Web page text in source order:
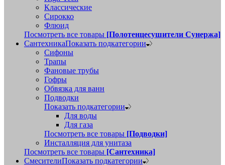
Классические
Сирокко
Флюид
Посмотреть все товары [Полотенцесушители Сунержа]
СантехникаПоказать подкатегории
Сифоны
Трапы
Фановые трубы
Гофры
Обвязка для ванн
Подводки
Показать подкатегории
Для воды
Для газа
Посмотреть все товары [Подводки]
Инсталляция для унитаза
Посмотреть все товары [Сантехника]
СмесителиПоказать подкатегории